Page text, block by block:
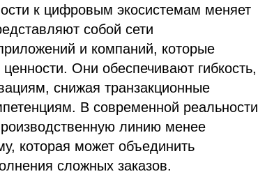
к цифровым экосистемам меняет
собой сети
и компаний, которые
Они обеспечивают гибкость,
снижая транзакционные
В современной реальности
линию менее
которая может объединить
сложных заказов.